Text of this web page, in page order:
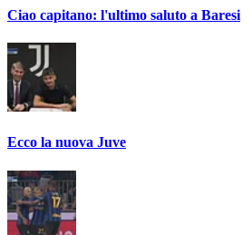
Ciao capitano: l'ultimo saluto a Baresi
Ecco la nuova Juve